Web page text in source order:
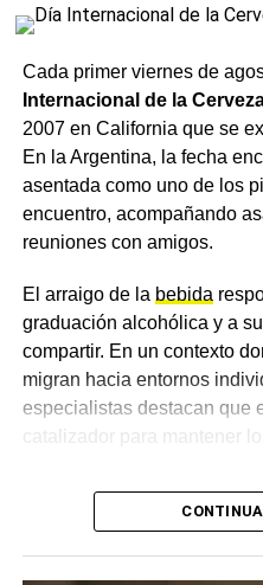
Elhospitaldestacó
y se acercaron para conocer
único e irremplazable.
que la leche materna no
fortalece el vínculo entre
beneficios para todo el
saludable de la vida.
sostengan la lactancia, ya
es una responsabilidad de
Másnoticias de Charataen
Cada primer viernes de
Internacional de la
2007 en California que se
En la Argentina, la fecha
asentada como uno de los
encuentro, acompañando
reuniones con amigos.
El arraigo de la bebida
graduación alcohólica y a
compartir. En un contexto
migran hacia entornos
especialistas destacan que
catalizador para mantener
Cambios en
el auge de las